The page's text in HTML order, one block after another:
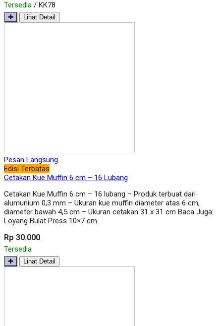
Tersedia / KK78
✚ Lihat Detail
Pesan Langsung
Edisi Terbatas
Cetakan Kue Muffin 6 cm – 16 Lubang
Cetakan Kue Muffin 6 cm – 16 lubang – Produk terbuat dari
alumunium 0,3 mm – Ukuran kue muffin diameter atas 6 cm,
diameter bawah 4,5 cm – Ukuran cetakan 31 x 31 cm Baca Juga:
Loyang Bulat Press 10×7 cm
Rp 30.000
Tersedia
✚ Lihat Detail